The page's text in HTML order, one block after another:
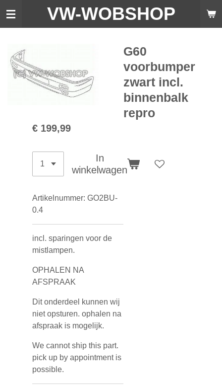
Ga
hoofdinhoud
VW-WOBSHOP
G60
voorbumper
zwart incl.
binnenbalk
repro
€ 199,99
In
winkelwagen
Artikelnummer: GO2BU-
0.4
incl. sparingen voor de
mistlampen.
OPHALEN NA
AFSPRAAK
Dit onderdeel kunnen wij
niet opsturen. ophalen na
afspraak is mogelijk.
We cannot ship this part.
pick up by appointment is
possible.